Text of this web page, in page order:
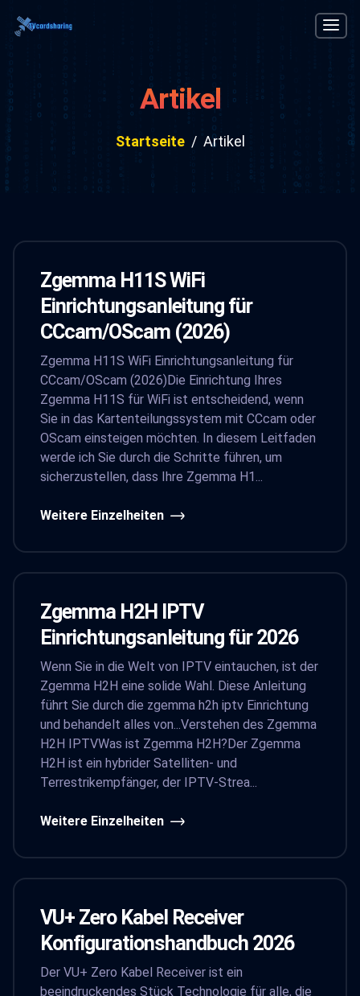
Artikel
Startseite Artikel
Zgemma H11S WiFi
Einrichtungsanleitung für
CCcam/OScam (2026)
Zgemma H11S WiFi Einrichtungsanleitung für
CCcam/OScam (2026)Die Einrichtung Ihres
Zgemma H11S für WiFi ist entscheidend, wenn
Sie in das Kartenteilungssystem mit CCcam oder
OScam einsteigen möchten. In diesem Leitfaden
werde ich Sie durch die Schritte führen, um
sicherzustellen, dass Ihre Zgemma H1...
Weitere Einzelheiten
Zgemma H2H IPTV
Einrichtungsanleitung für 2026
Wenn Sie in die Welt von IPTV eintauchen, ist der
Zgemma H2H eine solide Wahl. Diese Anleitung
führt Sie durch die zgemma h2h iptv Einrichtung
und behandelt alles von...Verstehen des Zgemma
H2H IPTVWas ist Zgemma H2H?Der Zgemma
H2H ist ein hybrider Satelliten- und
Terrestrikempfänger, der IPTV-Strea...
Weitere Einzelheiten
VU+ Zero Kabel Receiver
Konfigurationshandbuch 2026
Der VU+ Zero Kabel Receiver ist ein
beeindruckendes Stück Technologie für alle, die